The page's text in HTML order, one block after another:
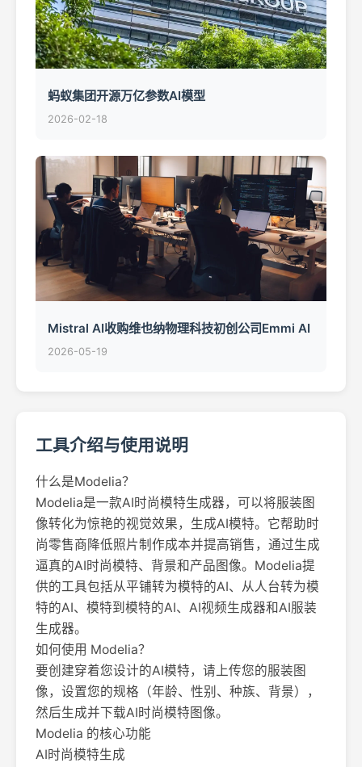
蚂蚁集团开源万亿参数AI模型
2026-02-18
Mistral AI收购维也纳物理科技初创公司Emmi AI
2026-05-19
工具介绍与使用说明
什么是Modelia？
Modelia是一款AI时尚模特生成器，可以将服装图
像转化为惊艳的视觉效果，生成AI模特。它帮助时
尚零售商降低照片制作成本并提高销售，通过生成
逼真的AI时尚模特、背景和产品图像。Modelia提
供的工具包括从平铺转为模特的AI、从人台转为模
特的AI、模特到模特的AI、AI视频生成器和AI服装
生成器。
如何使用 Modelia？
要创建穿着您设计的AI模特，请上传您的服装图
像，设置您的规格（年龄、性别、种族、背景），
然后生成并下载AI时尚模特图像。
Modelia 的核心功能
AI时尚模特生成